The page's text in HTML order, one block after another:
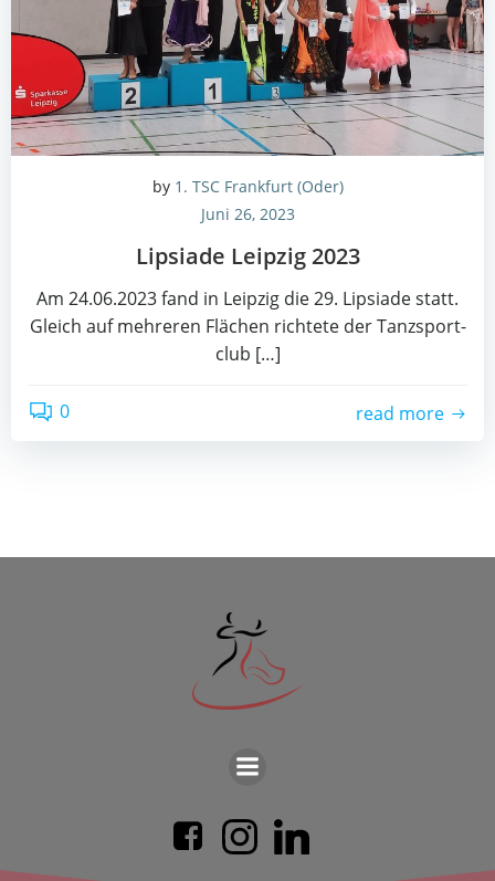
by 1. TSC Frankfurt (Oder)
Juni 26, 2023
Lip­sia­de Leip­zig 2023
Am 24.06.2023 fand in Leip­zig die 29. Lip­sia­de statt.
Gleich auf meh­re­ren Flä­chen rich­te­te der Tanz­sport­
club […]
0 read more